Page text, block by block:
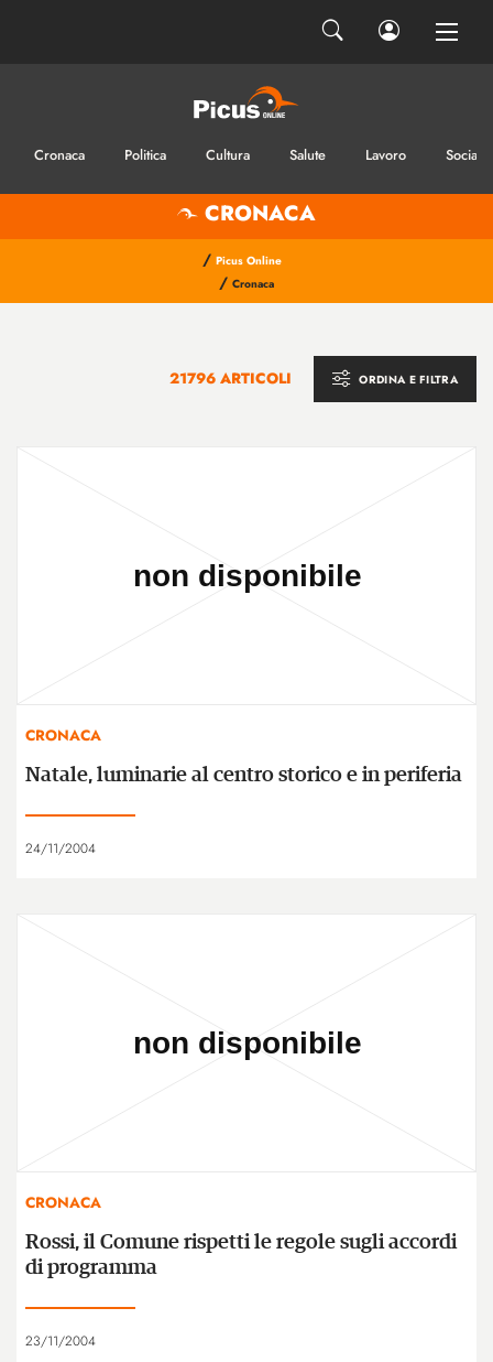
Cronaca Politica Cultura Salute Lavoro Sociale
CRONACA
/ Picus Online
/ Cronaca
21796 ARTICOLI ORDINA E FILTRA
CRONACA
Natale, luminarie al centro storico e in periferia
24/11/2004
CRONACA
Rossi, il Comune rispetti le regole sugli accordi
di programma
23/11/2004